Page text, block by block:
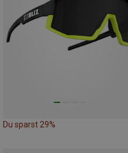
Du sparst 29%